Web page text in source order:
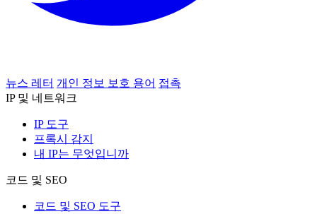
뉴스 레터 개인 정보 보호 용어 접촉
IP 및 네트워크
IP 도구
프록시 감지
내 IP는 무엇입니까
코드 및 SEO
코드 및 SEO 도구